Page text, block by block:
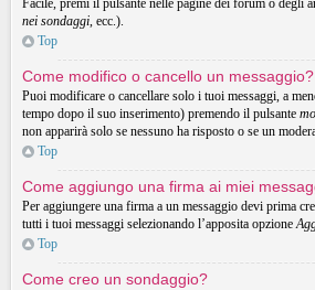
Facile, premi il pulsante nelle pagine dei forum o degli
nei sondaggi, ecc.).
Top
Come modifico o cancello un messaggio?
Puoi modificare o cancellare solo i tuoi messaggi, a
tempo dopo il suo inserimento) premendo il pulsante
non apparirà solo se nessuno ha risposto o se un
Top
Come aggiungo una firma ai miei
Per aggiungere una firma a un messaggio devi prima
tutti i tuoi messaggi selezionando l’apposita opzione
Top
Come creo un sondaggio?